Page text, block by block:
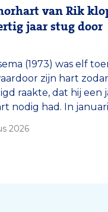
van Rik
jaar stug door
(1973) was elf
zijn hart
raakte, dat hij een
nodig had. In januari
MC Transplantatie
2026